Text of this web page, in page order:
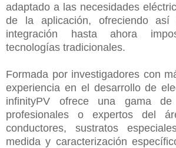
adaptado a las necesidades
de la aplicación, ofreciendo así
integración hasta ahora
tecnologías tradicionales.
Formada por investigadores con
experiencia en el desarrollo de
infinityPV ofrece una gama de
profesionales o expertos del
conductores, sustratos
medida y caracterización